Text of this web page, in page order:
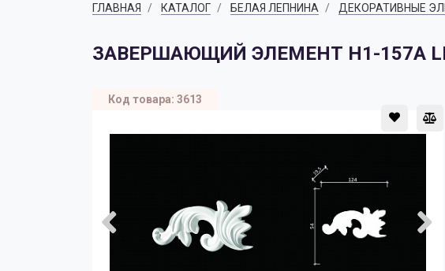
ГЛАВНАЯ КАТАЛОГ БЕЛАЯ ЛЕПНИНА ДЕКОРАТИВНЫЕ
ЗАВЕРШАЮЩИЙ ЭЛЕМЕНТ H1-157A
Код товара: 3613